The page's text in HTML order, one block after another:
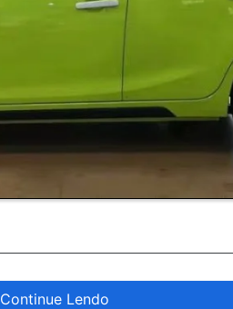
Continue Lendo